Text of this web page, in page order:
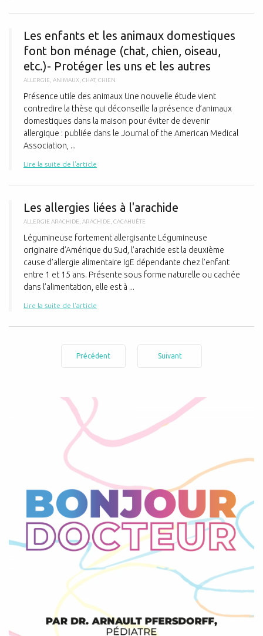
Les enfants et les animaux domestiques
font bon ménage (chat, chien, oiseau,
etc.)- Protéger les uns et les autres
ALLERGIE ANIMAUX CHAT, CHIEN
Présence utile des animaux Une nouvelle étude vient
contredire la thèse qui déconseille la présence d’animaux
domestiques dans la maison pour éviter de devenir
allergique : publiée dans le Journal of the American Medical
Association, ...
Lire la suite de l'article
Les allergies liées à l'arachide
ALLERGIE ARACHIDE ARACHIDE CACAHUÈTE
Légumineuse fortement allergisante Légumineuse
originaire d’Amérique du Sud, l’arachide est la deuxième
cause d’allergie alimentaire IgE dépendante chez l’enfant
entre 1 et 15 ans. Présente sous forme naturelle ou cachée
dans l’alimentation, elle est à ...
Lire la suite de l'article
Précédent Suivant